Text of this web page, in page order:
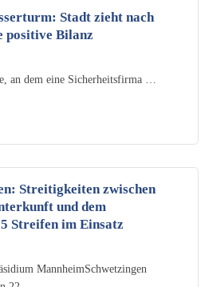
Stadt zieht nach
positive Bilanz
an dem eine Sicherheitsfirma …
Streitigkeiten zwischen
und dem
Streifen im Einsatz
MannheimSchwetzingen